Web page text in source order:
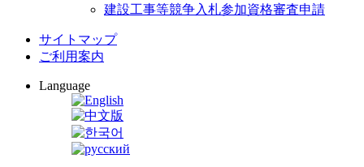
建設工事等競争入札参加資格審査申請
サイトマップ
ご利用案内
Language